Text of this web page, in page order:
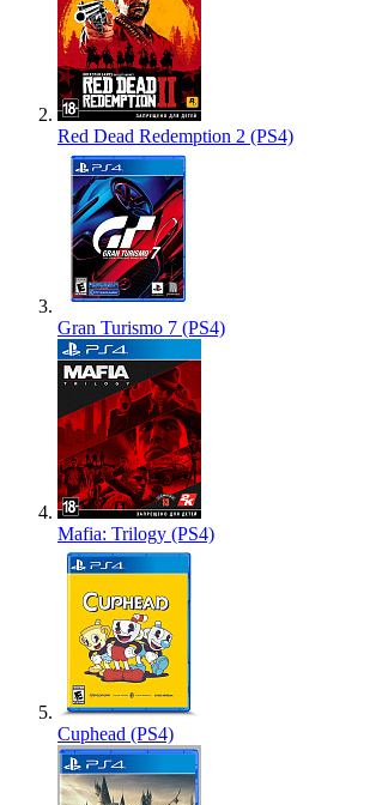
Red Dead Redemption 2 (PS4)
Gran Turismo 7 (PS4)
Mafia: Trilogy (PS4)
Cuphead (PS4)